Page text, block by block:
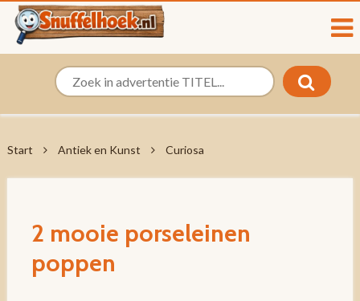
Start Antiek en Kunst Curiosa
2 mooie porseleinen
poppen